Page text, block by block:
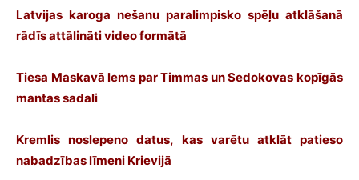
Latvijas karoga nešanu paralimpisko spēļu atklāšanā
rādīs attālināti video formātā
Tiesa Maskavā lems par Timmas un Sedokovas kopīgās
mantas sadali
Kremlis noslepeno datus, kas varētu atklāt patieso
nabadzības līmeni Krievijā